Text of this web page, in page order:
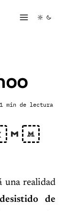
min de lectura
una realidad
de